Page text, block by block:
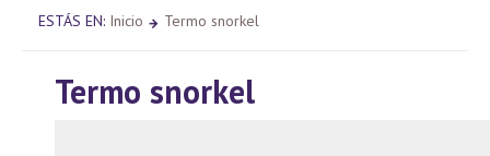
ESTÁS EN: Inicio Termo snorkel
Termo snorkel